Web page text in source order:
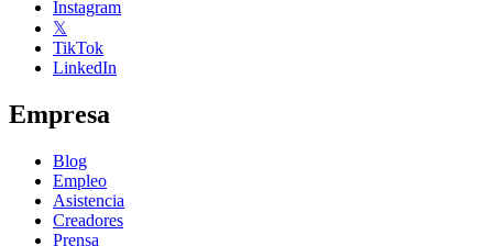
Instagram
𝕏
TikTok
LinkedIn
Empresa
Blog
Empleo
Asistencia
Creadores
Prensa